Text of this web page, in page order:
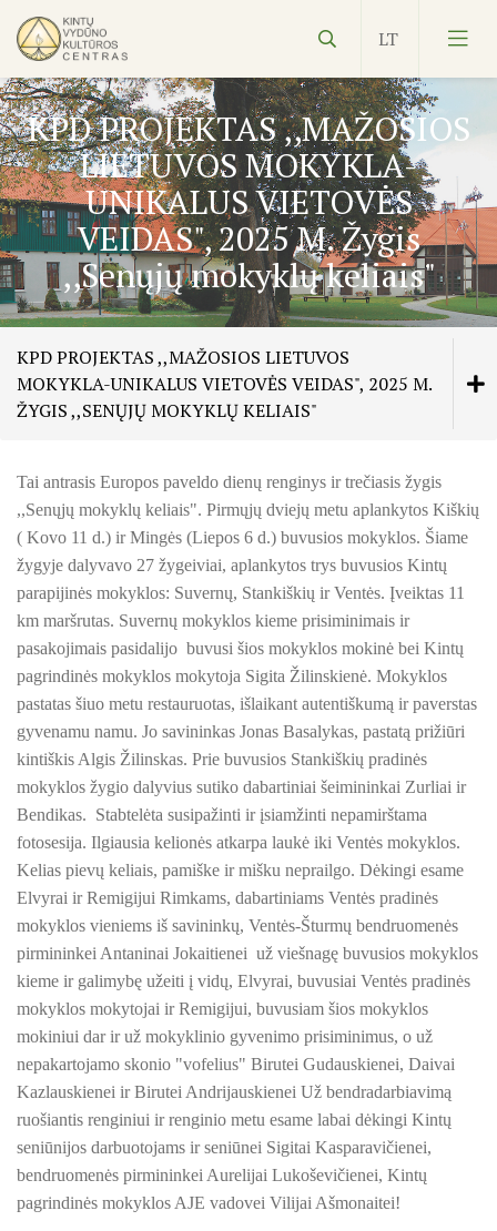
Vydūnas
Ekspozicijos
Edukacijos
Kultūros pasas
Veiklos planas
ŠILUTĖS ŽRVVG ,,ŽUVĖJŲ KRAŠTAS" PROJEKTAS 2025/
KULTŪROS MINISTERIJOS PROJEKTAS ''KODAS:
KPD PROJEKTAS ,,MAŽOSIOS LIETUVOS MOKYKLA-
KPD PROJEKTAS ,,MAŽOSIOS LIETUVOS MOKYKLA-
KPD PROJEKTAS ,,MAŽOSIOS LIETUVOS MOKYKLA-
KPD PROJEKTAS ,,MAŽOSIOS LIETUVOS MOKYKLA-
KPD PROJEKTAS ,,MAŽOSIOS LIETUVOS MOKYKLA-
KPD PROJEKTAS ,,MAŽOSIOS LIETUVOS MOKYKLA-
PROJEKTAS ,,KULTŪROS SKŪNĖ". Pavasario keramikos
PROJEKTAS ,,KULTŪROS SKŪNĖ". Keramikos dirbtuvėse-
PROJEKTAS ,,KULTŪROS SKŪNĖ". Apie projektą spaudoje
PROJEKTAS ,,KULTŪROS SKŪNĖ". Keramikos dirbtuvių
PROJEKTAS ,,KULTŪROS SKŪNĖ". Keramikos dirbtuvės
ES PROJEKTAS GENIUS LOCI. Išleistas bukletas ,,Vydūno
BAIGIAMAS ES PROJEKTAS GENIUS LOCI
KPD PROJEKTAS ,,MAŽOSIOS
LIETUVOS MOKYKLA-
UNIKALUS VIETOVĖS
VEIDAS", 2025 M. Žygis
,,Senųjų mokyklų keliais"
KPD PROJEKTAS ,,MAŽOSIOS LIETUVOS
MOKYKLA-UNIKALUS VIETOVĖS VEIDAS", 2025 M.
ŽYGIS ,,SENŲJŲ MOKYKLŲ KELIAIS"
ŠILUTĖS ŽRVVG ,,ŽUVĖJŲ KRAŠTAS" PROJEKTAS
2025/2026 M.
KULTŪROS MINISTERIJOS PROJEKTAS ''KODAS:
LAISVĖS IR VIENYBĖS LIEPSNA"
KPD PROJEKTAS ,,MAŽOSIOS LIETUVOS MOKYKLA-
UNIKALUS VIETOVĖS VEIDAS", 2025 M. Konferencija-
atviras forumas
KPD PROJEKTAS ,,MAŽOSIOS LIETUVOS MOKYKLA-
UNIKALUS VIETOVĖS VEIDAS", 2025 M. Žygis ,,Senųjų
mokyklų keliais"
KPD PROJEKTAS ,,MAŽOSIOS LIETUVOS MOKYKLA-
UNIKALUS VIETOVĖS VEIDAS", 2025 M. Emalio meno
laboratorija
KPD PROJEKTAS ,,MAŽOSIOS LIETUVOS MOKYKLA-
UNIKALUS VIETOVĖS VEIDAS", 2025 M. ,,Šviesos
misterija"
KPD PROJEKTAS ,,MAŽOSIOS LIETUVOS MOKYKLA-
UNIKALUS VIETOVĖS VEIDAS", 2025 M. Lankstinukas,
maišeliai, rašikliai
KPD PROJEKTAS ,,MAŽOSIOS LIETUVOS MOKYKLA-
UNIKALUS VIETOVĖS VEIDAS", 2025 M. Katalogas
Tai antrasis Europos paveldo dienų renginys ir trečiasis žygis
,,Senųjų mokyklų keliais". Pirmųjų dviejų metu aplankytos Kiškių
( Kovo 11 d.) ir Mingės (Liepos 6 d.) buvusios mokyklos. Šiame
žygyje dalyvavo 27 žygeiviai, aplankytos trys buvusios Kintų
parapijinės mokyklos: Suvernų, Stankiškių ir Ventės. Įveiktas 11
km maršrutas. Suvernų mokyklos kieme prisiminimais ir
pasakojimais pasidalijo buvusi šios mokyklos mokinė bei Kintų
pagrindinės mokyklos mokytoja Sigita Žilinskienė. Mokyklos
pastatas šiuo metu restauruotas, išlaikant autentiškumą ir paverstas
gyvenamu namu. Jo savininkas Jonas Basalykas, pastatą prižiūri
kintiškis Algis Žilinskas. Prie buvusios Stankiškių pradinės
mokyklos žygio dalyvius sutiko dabartiniai šeimininkai Zurliai ir
Bendikas. Stabtelėta susipažinti ir įsiamžinti nepamirštama
fotosesija. Ilgiausia kelionės atkarpa laukė iki Ventės mokyklos.
Kelias pievų keliais, pamiške ir mišku neprailgo. Dėkingi esame
Elvyrai ir Remigijui Rimkams, dabartiniams Ventės pradinės
mokyklos vieniems iš savininkų, Ventės-Šturmų bendruomenės
pirmininkei Antaninai Jokaitienei už viešnagę buvusios mokyklos
kieme ir galimybę užeiti į vidų, Elvyrai, buvusiai Ventės pradinės
mokyklos mokytojai ir Remigijui, buvusiam šios mokyklos
mokiniui dar ir už mokyklinio gyvenimo prisiminimus, o už
nepakartojamo skonio "vofelius" Birutei Gudauskienei, Daivai
Kazlauskienei ir Birutei Andrijauskienei Už bendradarbiavimą
ruošiantis renginiui ir renginio metu esame labai dėkingi Kintų
seniūnijos darbuotojams ir seniūnei Sigitai Kasparavičienei,
bendruomenės pirmininkei Aurelijai Lukoševičienei, Kintų
pagrindinės mokyklos AJE vadovei Vilijai Ašmonaitei!